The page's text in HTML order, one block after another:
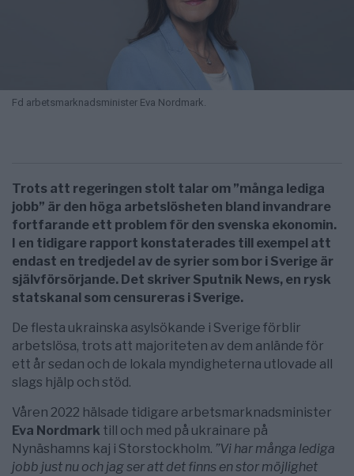
Fd arbetsmarknadsminister Eva Nordmark.
Trots att regeringen stolt talar om ”många lediga
jobb” är den höga arbetslösheten bland invandrare
fortfarande ett problem för den svenska ekonomin.
I en tidigare rapport konstaterades till exempel att
endast en tredjedel av de syrier som bor i Sverige är
självförsörjande. Det skriver Sputnik News, en rysk
statskanal som censureras i Sverige.
De flesta ukrainska asylsökande i Sverige förblir
arbetslösa, trots att majoriteten av dem anlände för
ett år sedan och de lokala myndigheterna utlovade all
slags hjälp och stöd.
Våren 2022 hälsade tidigare arbetsmarknadsminister
Eva Nordmark till och med på ukrainare på
Nynäshamns kaj i Storstockholm. ”Vi har många lediga
jobb just nu och jag ser att det finns en stor möjlighet